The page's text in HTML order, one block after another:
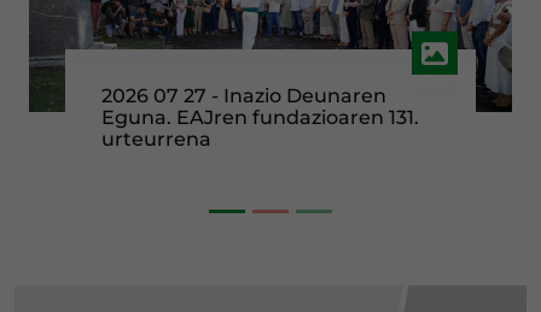
Jornada de trabajo del grupo
parlamentario de EAJ-PNV